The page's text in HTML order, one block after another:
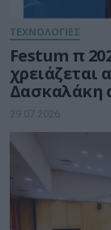
ΤΕΧΝΟΛΟΓΙΕΣ
Festum π
χρειάζεται
Δασκαλάκη
29.07.2026